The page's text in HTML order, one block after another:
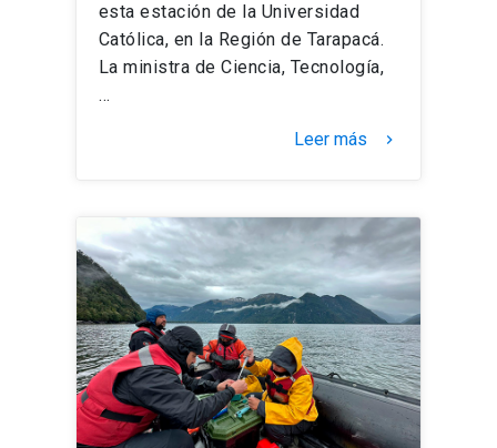
esta estación de la Universidad
Católica, en la Región de Tarapacá.
La ministra de Ciencia, Tecnología,
…
Leer más keyboard_arrow_right